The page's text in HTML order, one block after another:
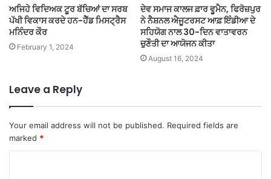
ਅਜਿਹੇ ਵਿਦਿਅਕ ਟੂਰ ਬੱਚਿਆਂ ਦਾ ਸਰਬ
ਪੱਖੀ ਵਿਕਾਸ ਕਰਦੇ ਹਨ-ਹੈੱਡ ਮਿਸਟ੍ਰੈਸ
ਮਨਿੰਦਰ ਕੌਰ
February 1, 2024
ਦੇਵ ਸਮਾਜ ਕਾਲਜ ਫ਼ਾਰ ਵੂਮੈਨ, ਫਿਰੋਜ਼ਪੁਰ
ਨੇ ਨੈਸ਼ਨਲ ਐਜੂਟਰਸਟ ਆਫ਼ ਇੰਡੀਆ ਦੇ
ਸਹਿਯੋਗ ਨਾਲ 30-ਦਿਨ ਵਾਤਾਵਰਨ
ਚੁਣੌਤੀ ਦਾ ਆਯੋਜਨ ਕੀਤਾ
August 16, 2024
Leave a Reply
Your email address will not be published. Required fields are
marked *